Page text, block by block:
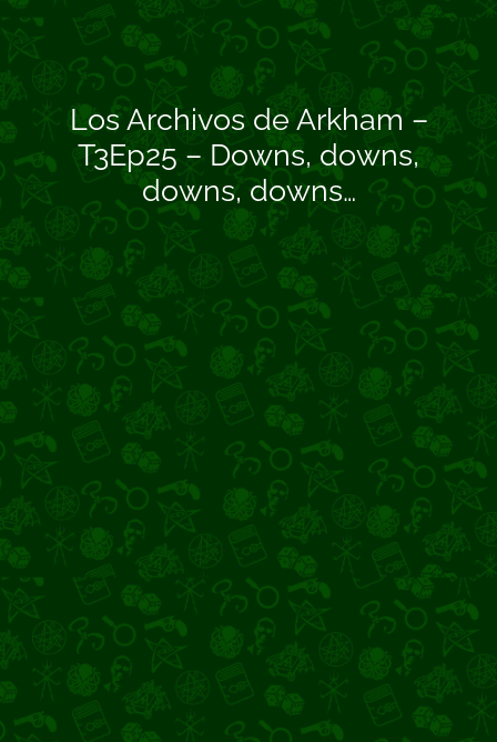
Los Archivos de Arkham –
T3Ep25 – Downs, downs,
downs, downs…